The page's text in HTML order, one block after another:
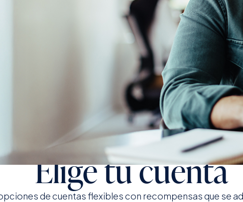
Elige tu cuenta
de cuentas flexibles con recompensas que se